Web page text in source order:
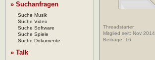
» Suchanfragen
Suche Musik
Suche Video
Suche Software
Suche Spiele
Suche Dokumente
» Talk
Threadstarter
Mitglied seit: Nov 2014
Beiträge: 16